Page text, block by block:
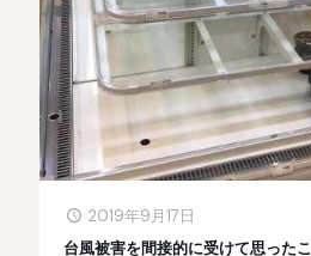
2019年9月17日
台風被害を間接的に受けて思った